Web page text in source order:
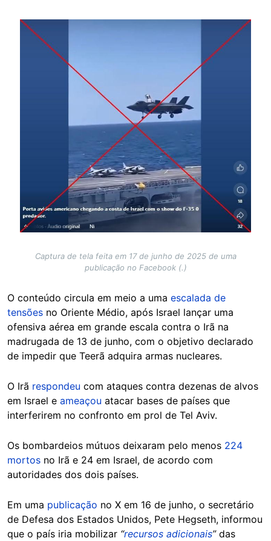
Image
Captura de tela feita em 17 de junho de 2025 de uma
publicação no Facebook (.)
O conteúdo circula em meio a uma escalada de
tensões no Oriente Médio, após Israel lançar uma
ofensiva aérea em grande escala contra o Irã na
madrugada de 13 de junho, com o objetivo declarado
de impedir que Teerã adquira armas nucleares.
O Irã respondeu com ataques contra dezenas de alvos
em Israel e ameaçou atacar bases de países que
interferirem no confronto em prol de Tel Aviv.
Os bombardeios mútuos deixaram pelo menos 224
mortos no Irã e 24 em Israel, de acordo com
autoridades dos dois países.
Em uma publicação no X em 16 de junho, o secretário
de Defesa dos Estados Unidos, Pete Hegseth, informou
que o país iria mobilizar “recursos adicionais”das